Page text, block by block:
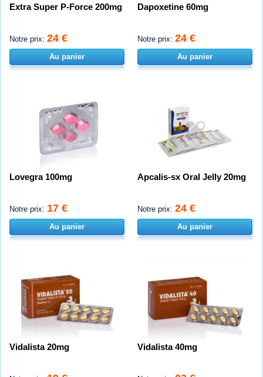
Extra Super P-Force 200mg
Notre prix: 24 €
Au panier
Dapoxetine 60mg
Notre prix: 24 €
Au panier
Lovegra 100mg
Notre prix: 17 €
Au panier
Apcalis-sx Oral Jelly 20mg
Notre prix: 24 €
Au panier
Vidalista 20mg Vidalista 40mg